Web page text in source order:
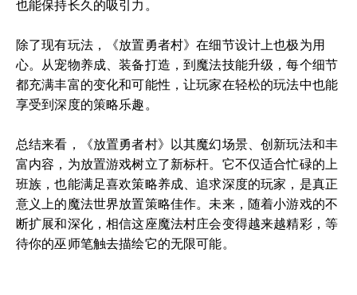
也能保持长久的吸引力。
除了现有玩法，《放置勇者村》在细节设计上也极为用
心。从宠物养成、装备打造，到魔法技能升级，每个细节
都充满丰富的变化和可能性，让玩家在轻松的玩法中也能
享受到深度的策略乐趣。
总结来看，《放置勇者村》以其魔幻场景、创新玩法和丰
富内容，为放置游戏树立了新标杆。它不仅适合忙碌的上
班族，也能满足喜欢策略养成、追求深度的玩家，是真正
意义上的魔法世界放置策略佳作。未来，随着小游戏的不
断扩展和深化，相信这座魔法村庄会变得越来越精彩，等
待你的巫师笔触去描绘它的无限可能。